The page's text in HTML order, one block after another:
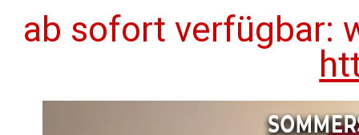
ab sofort verfügbar: